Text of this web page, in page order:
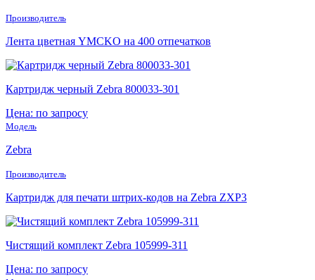
Производитель
Лента цветная YMCKO на 400 отпечатков
Картридж черный Zebra 800033-301
Цена: по запросу
Модель
Zebra
Производитель
Картридж для печати штрих-кодов на Zebra ZXP3
Чистящий комплект Zebra 105999-311
Цена: по запросу